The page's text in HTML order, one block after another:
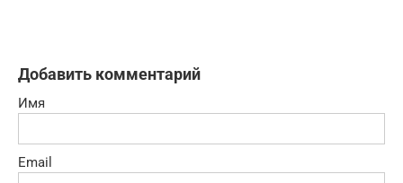
Добавить комментарий
Имя
Email